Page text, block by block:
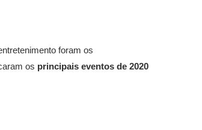
foram os
os principais eventos de 2020